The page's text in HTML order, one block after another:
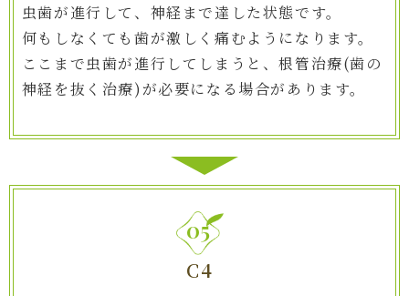
虫歯が進行して、神経まで達した状態です。
何もしなくても歯が激しく痛むようになります。
ここまで虫歯が進行してしまうと、根管治療(歯の
神経を抜く治療)が必要になる場合があります。
05
C4